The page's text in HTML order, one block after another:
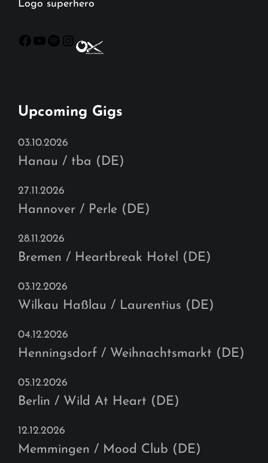
Logo superhero
Facebook
YouTube
Spotify
Instagram
Upcoming Gigs
03.10.2026
Hanau / tba (DE)
27.11.2026
Hannover / Perle (DE)
28.11.2026
Bremen / Heartbreak Hotel (DE)
03.12.2026
Wilkau Haßlau / Laurentius (DE)
04.12.2026
Henningsdorf / Weihnachtsmarkt (DE)
05.12.2026
Berlin / Wild At Heart (DE)
12.12.2026
Memmingen / Mood Club (DE)